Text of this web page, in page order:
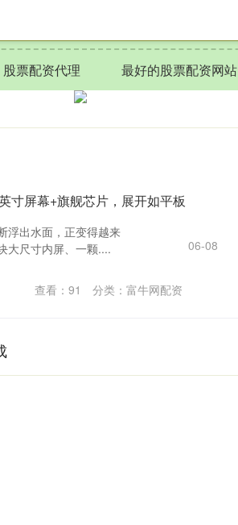
股票配资代理 最好的股票配资网站
寸屏幕+旗舰芯片，展开如平板
浮出水面，正变得越来
大尺寸内屏、一颗....
06-08
查看： 91 分类： 富牛网配资